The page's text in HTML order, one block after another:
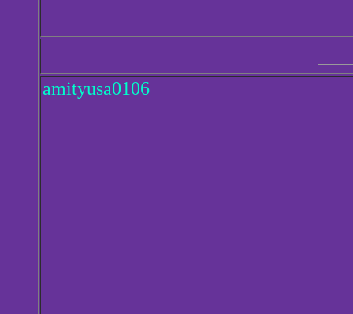
amityusa0106